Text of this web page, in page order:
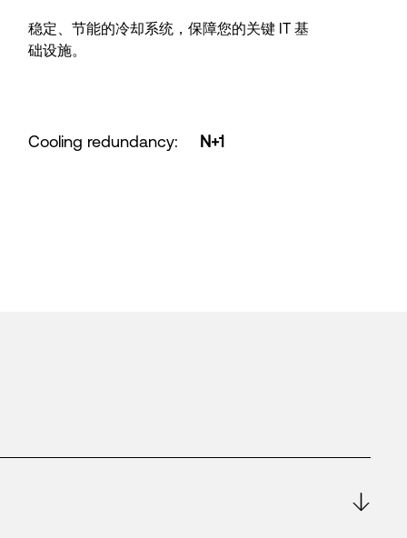
稳定、节能的冷却系统，保障您的关键 IT 基
础设施。
Cooling redundancy: N+1